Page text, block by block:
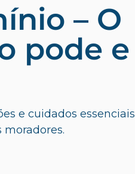
– O
pode e
e cuidados essenciais